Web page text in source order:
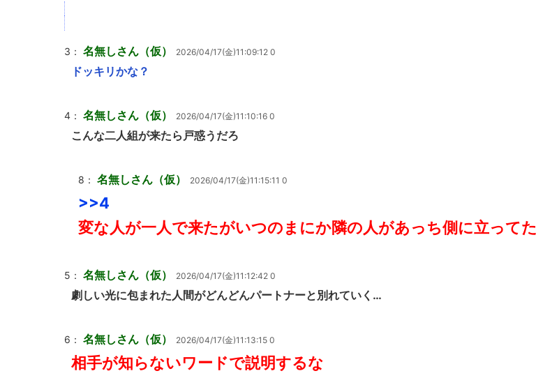
3： 名無しさん（仮） 2026/04/17(金)11:09:12 0
ドッキリかな？
4： 名無しさん（仮） 2026/04/17(金)11:10:16 0
こんな二人組が来たら戸惑うだろ
8： 名無しさん（仮） 2026/04/17(金)11:15:11 0
>>4
変な人が一人で来たがいつのまにか隣の人があっち側に立ってた
5： 名無しさん（仮） 2026/04/17(金)11:12:42 0
劇しい光に包まれた人間がどんどんパートナーと別れていく…
6： 名無しさん（仮） 2026/04/17(金)11:13:15 0
相手が知らないワードで説明するな